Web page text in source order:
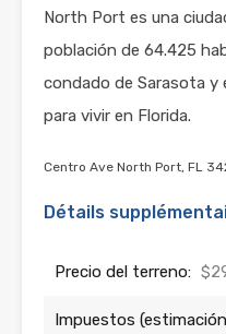
North Port es una
población de 64.425
condado de Sarasota y
para vivir en Florida.
Centro Ave North Port, FL
Détails
Precio del terreno:
Impuestos